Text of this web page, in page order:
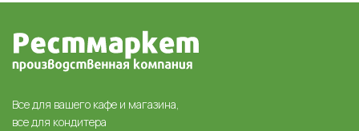
Все для вашего кафе и магазина,
все для кондитера